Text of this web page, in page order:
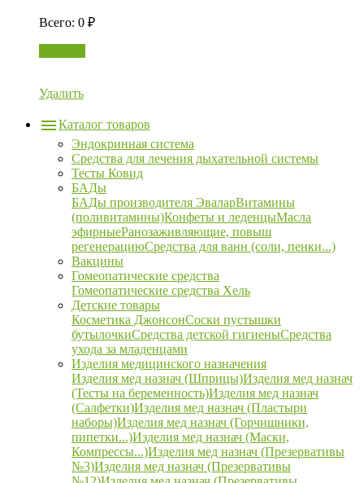
Всего: 0 ₽
Удалить
Каталог товаров
Эндокринная система
Средства для лечения дыхательной системы
Тесты Ковид
БАДы
БАДы производителя ЭваларВитамины
(поливитамины)Конфеты и леденцыМасла
эфирныеРанозаживляющие, повыш
регенерациюСредства для ванн (соли, пенки...)
Вакцины
Гомеопатические средства
Гомеопатические средства Хель
Детские товары
Косметика ДжонсонСоски пустышки
бутылочкиСредства детской гигиеныСредства
ухода за младенцами
Изделия медицинского назначения
Изделия мед назнач (Шприцы)Изделия мед назнач
(Тесты на беременность)Изделия мед назнач
(Салфетки)Изделия мед назнач (Пластыри
наборы)Изделия мед назнач (Горчишники,
пипетки...)Изделия мед назнач (Маски,
Компрессы...)Изделия мед назнач (Презервативы
№3)Изделия мед назнач (Презервативы